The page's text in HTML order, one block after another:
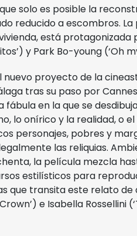
solo es posible la
reducido a escombros.
está protagonizada
y Park Bo-young (‘Oh
nuevo proyecto de la
tras su paso por
en la que se
lo onírico y la realidad, o
personajes, pobres y
las reliquias.
la película mezcla
estilísticos para
que transita este relato
e Isabella Rossellini